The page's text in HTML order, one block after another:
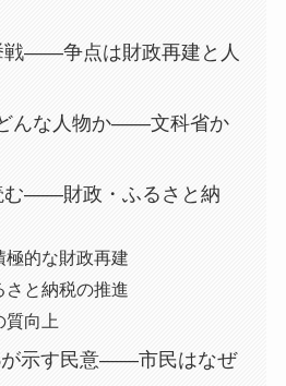
戦——争点は財政再建と人
んな人物か——文科省か
む——財政・ふるさと納
極的な財政再建
さと納税の推進
質向上
が示す民意——市民はなぜ